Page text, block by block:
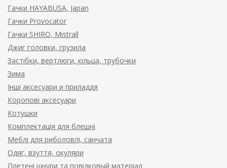
Гачки HAYABUSA, Japan
Гачки Provocator
Гачки SHIRO, Mistrall
Джиг головки, грузила
Застібки, вертлюги, кільца, трубочки
Зима
Інші аксесуари и приладдя
Коропові аксесуари
Котушки
Комплектація для блешні
Меблі для риболовлі, санчата
Одяг, взуття, окуляри
Плетені шнури та повідковый матеріал